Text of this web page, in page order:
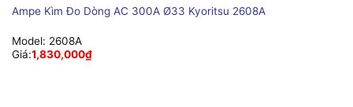
Ampe Kìm Đo Dòng AC 300A Ø33 Kyoritsu 2608A
Model: 2608A
Giá:1,830,000₫